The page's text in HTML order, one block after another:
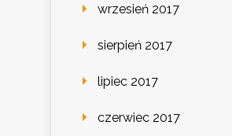
wrzesień 2017
sierpień 2017
lipiec 2017
czerwiec 2017